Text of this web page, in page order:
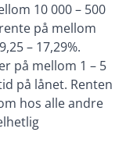
10 000 – 500
på mellom
– 17,29%.
på mellom 1 – 5
på lånet. Renten
hos alle andre